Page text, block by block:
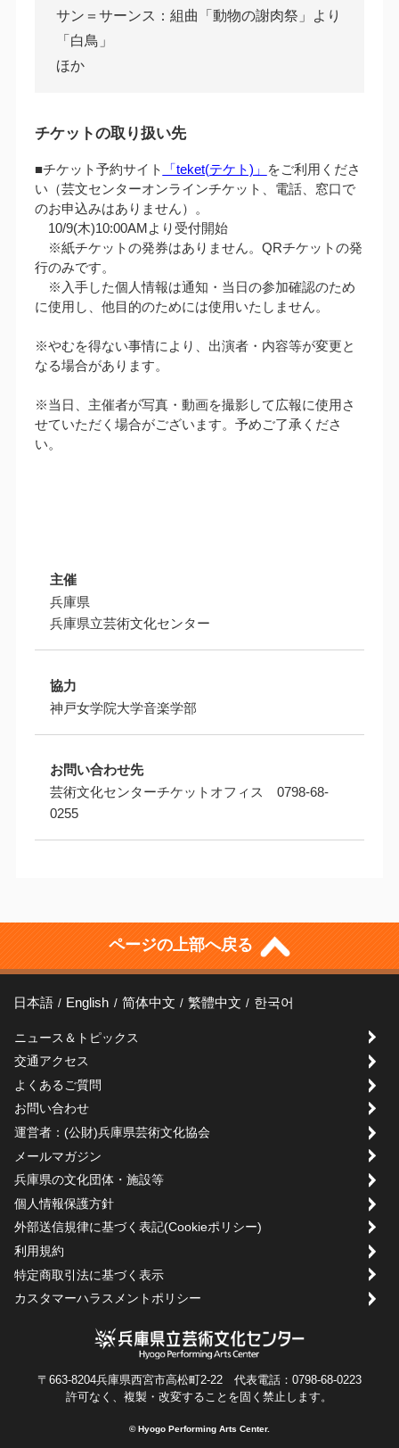
サン＝サーンス：組曲「動物の謝肉祭」より
「白鳥」
ほか
チケットの取り扱い先
■チケット予約サイト 「teket(テケト)」
をご利用くださ
い（芸文センターオンラインチケット、電話、窓口で
のお申込みはありません）。
10/9(木)10:00AMより受付開始
※紙チケットの発券はありません。QRチケットの発
行のみです。
※入手した個人情報は通知・当日の参加確認のため
に使用し、他目的のためには使用いたしません。
※やむを得ない事情により、出演者・内容等が変更と
なる場合があります。
※当日、主催者が写真・動画を撮影して広報に使用さ
せていただく場合がございます。予めご了承くださ
い。
主催
兵庫県
兵庫県立芸術文化センター
協力
神戸女学院大学音楽学部
お問い合わせ先
芸術文化センターチケットオフィス 0798-68-
0255
ページの上部へ戻る
日本語 English 简体中文 繁體中文 한국어
ニュース＆トピックス
交通アクセス
よくあるご質問
お問い合わせ
運営者：(公財)兵庫県芸術文化協会
メールマガジン
兵庫県の文化団体・施設等
個人情報保護方針
外部送信規律に基づく表記(Cookieポリシー)
利用規約
特定商取引法に基づく表示
カスタマーハラスメントポリシー
〒663-8204兵庫県西宮市高松町2-22 代表電話：0798-68-0223
許可なく、複製・改変することを固く禁止します。
© Hyogo Performing Arts Center.